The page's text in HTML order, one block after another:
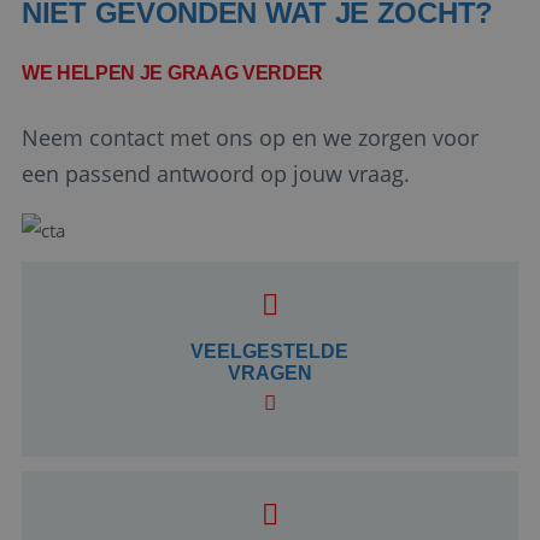
NIET GEVONDEN WAT JE ZOCHT?
WE HELPEN JE GRAAG VERDER
Neem contact met ons op en we zorgen voor
een passend antwoord op jouw vraag.
VEELGESTELDE
VRAGEN